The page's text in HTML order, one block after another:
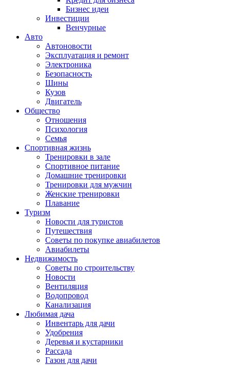
Бизнес идеи
Инвестиции
Венчурные
Авто
Автоновости
Эксплуатация и ремонт
Электроника
Безопасность
Шины
Кузов
Двигатель
Общество
Отношения
Психология
Семья
Спортивная жизнь
Тренировки в зале
Спортивное питание
Домашние тренировки
Тренировки для мужчин
Женские тренировки
Плавание
Туризм
Новости для туристов
Путешествия
Советы по покупке авиабилетов
Авиабилеты
Недвижимость
Советы по строительству
Новости
Вентиляция
Водопровод
Канализация
Любимая дача
Инвентарь для дачи
Удобрения
Деревья и кустарники
Рассада
Газон для дачи